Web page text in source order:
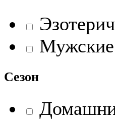
Сезон